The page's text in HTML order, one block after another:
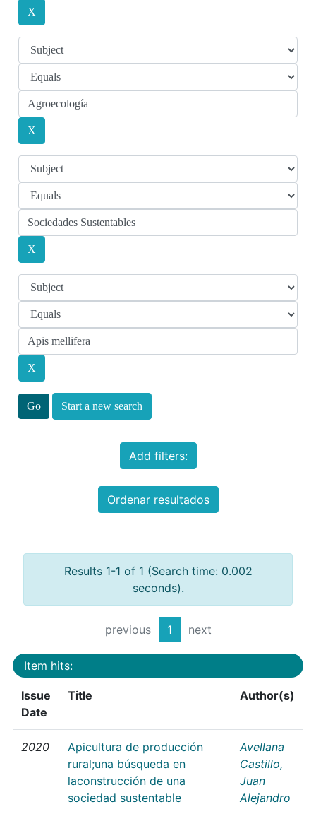
Start a new search
Add filters:
Ordenar resultados
Results 1-1 of 1 (Search time: 0.002
seconds).
previous 1 next
Item hits:
Issue
Date
Title Author(s)
2020
Apicultura de producción
rural;una búsqueda en
laconstrucción de una
sociedad sustentable
Avellana
Castillo,
Juan
Alejandro